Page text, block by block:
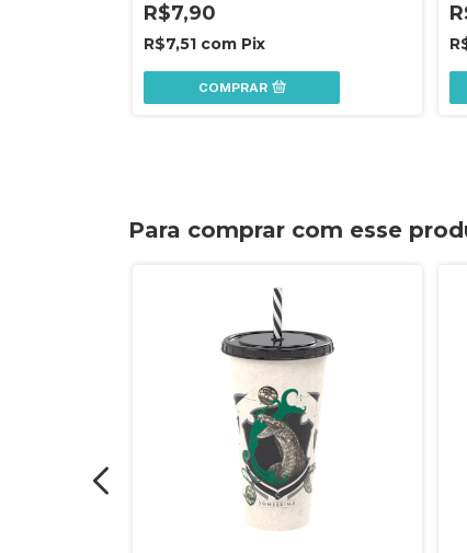
R$7,90
R$7,51 com Pix
COMPRAR
Para comprar com esse